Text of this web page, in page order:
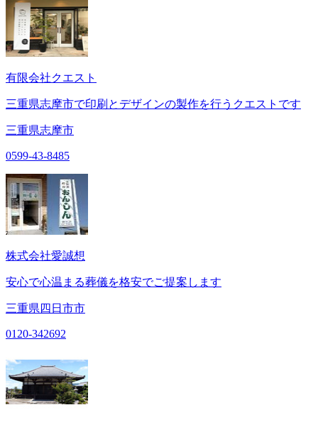
有限会社クエスト
三重県志摩市で印刷とデザインの製作を行うクエストです
三重県志摩市
0599-43-8485
株式会社愛誠想
安心で心温まる葬儀を格安でご提案します
三重県四日市市
0120-342692